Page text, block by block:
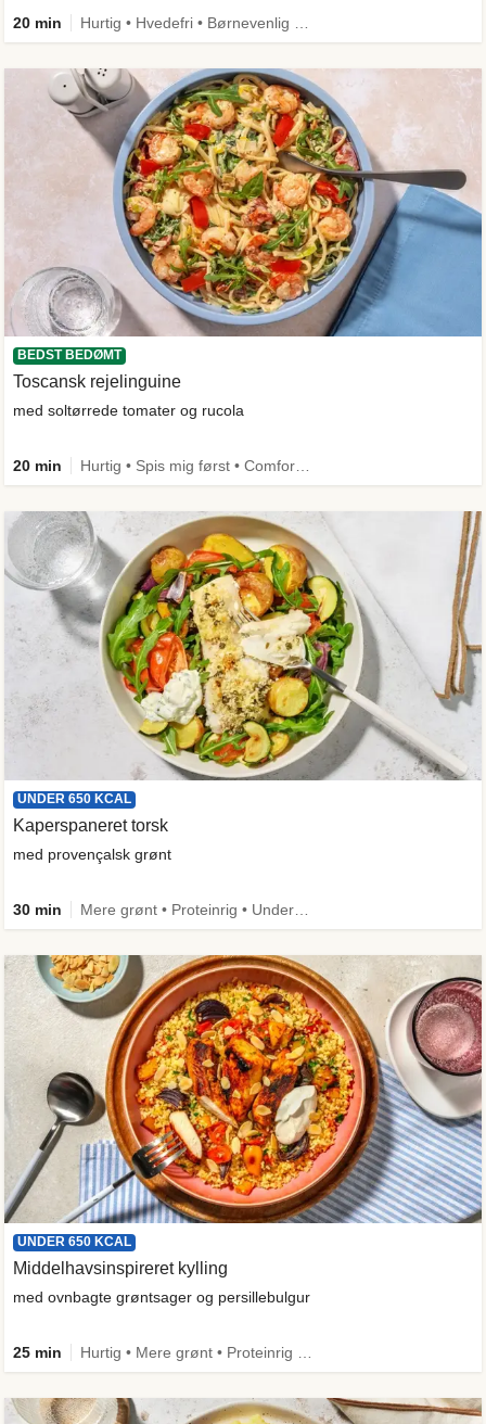
20 min
BEDST BEDØMT
Toscansk rejelinguine
med soltørrede tomater og rucola
20 min
UNDER 650 KCAL
Kaperspaneret torsk
med provençalsk grønt
30 min
UNDER 650 KCAL
Middelhavsinspireret kylling
med ovnbagte grøntsager og persillebulgur
25 min